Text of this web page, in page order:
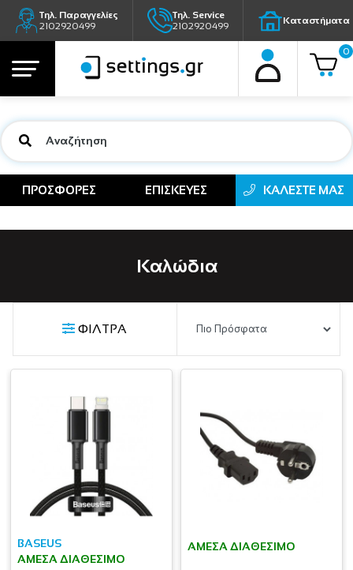
Τηλ. Παραγγελίες
2102920499
Τηλ. Service
2102920499
Καταστήματα
0
ΠΡΟΣΦΟΡΕΣ ΕΠΙΣΚΕΥΕΣ ΚΑΛΕΣΤΕ ΜΑΣ
Καλώδια
ΦΙΛΤΡΑ
BASEUS
ΆΜΕΣΑ ΔΙΑΘΈΣΙΜΟ
ΆΜΕΣΑ ΔΙΑΘΈΣΙΜΟ